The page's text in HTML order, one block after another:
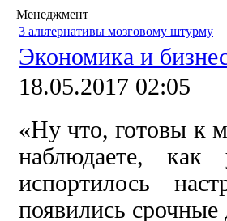
Менеджмент
3 альтернативы мозговому штурму
Экономика и
18.05.2017 02:05
«Ну что, готовы к
наблюдаете,
испортилось
появились срочные